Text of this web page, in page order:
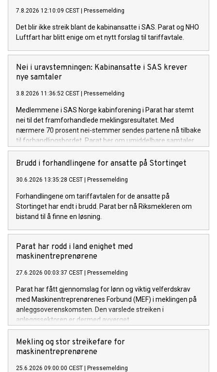
7.8.2026 12:10:09 CEST Pressemelding
Det blir ikke streik blant de kabinansatte i SAS. Parat og NHO
Luftfart har blitt enige om et nytt forslag til tariffavtale.
Nei i uravstemningen: Kabinansatte i SAS krever
nye samtaler
3.8.2026 11:36:52 CEST Pressemelding
Medlemmene i SAS Norge kabinforening i Parat har stemt
nei til det framforhandlede meklingsresultatet. Med
nærmere 70 prosent nei-stemmer sendes partene nå tilbake
til forhandlingsbordet. Parat ber om umiddelbare samtaler
med SAS og NHO Luftfart for å unngå streik.
Brudd i forhandlingene for ansatte på Stortinget
30.6.2026 13:35:28 CEST Pressemelding
Forhandlingene om tariffavtalen for de ansatte på
Stortinget har endt i brudd. Parat ber nå Riksmekleren om
bistand til å finne en løsning.
Parat har rodd i land enighet med
maskinentreprenørene
27.6.2026 00:03:37 CEST Pressemelding
Parat har fått gjennomslag for lønn og viktig velferdskrav
med Maskinentreprenørenes Forbund (MEF) i meklingen på
anleggsoverenskomsten. Den varslede streiken i
anleggssektoren er dermed avverget.
Mekling og stor streikefare for
maskinentreprenørene
25.6.2026 09:00:00 CEST Pressemelding